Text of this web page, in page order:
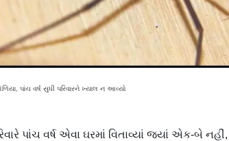
પાંચ વર્ષ સુધી પરિવારને ખ્યાલ ન આવ્યો
પાંચ વર્ષ એવા ઘરમાં વિતાવ્યાં જ્યાં એક-બે નહીં,